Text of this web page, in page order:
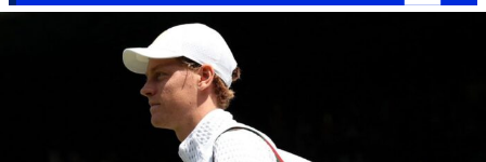
Con información deAgencia EFE
Domingo 09 Agosto, 2026 | 20:48
Seguimos criterios de
Ética y transparencia de BBCL